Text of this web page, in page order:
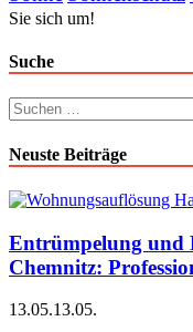
Sie sich um!
Suche
Suchen
nach:
Neuste Beiträge
Entrümpelung und
Chemnitz:
13.05.13.05.